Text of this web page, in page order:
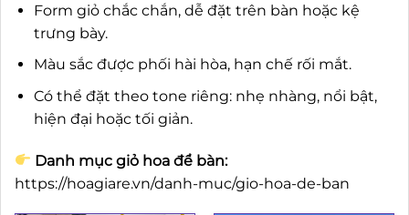
Form giỏ chắc chắn, dễ đặt trên bàn hoặc kệ
trưng bày.
Màu sắc được phối hài hòa, hạn chế rối mắt.
Có thể đặt theo tone riêng: nhẹ nhàng, nổi bật,
hiện đại hoặc tối giản.
Danh mục giỏ hoa để bàn:
https://hoagiare.vn/danh-muc/gio-hoa-de-ban